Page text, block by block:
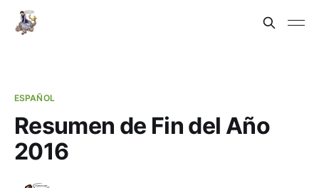
ESPAÑOL
Resumen de Fin del Año
2016